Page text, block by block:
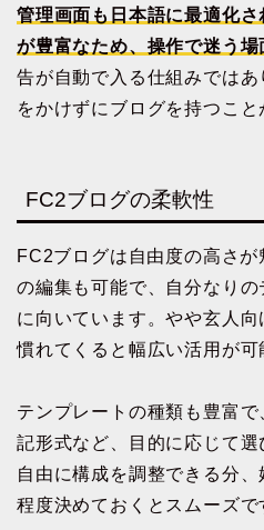
管理画面も日本語に最適化
が豊富なため、操作で迷う場
告が自動で入る仕組みではあ
をかけずにブログを持つこと
FC2ブログの柔軟性
FC2ブログは自由度の高さ
の編集も可能で、自分なり
に向いています。やや玄人向
慣れてくると幅広い活用が可
テンプレートの種類も豊富で
記形式など、目的に応じて選
自由に構成を調整できる分
程度決めておくとスムーズで